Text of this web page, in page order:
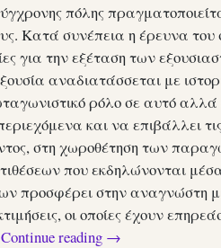
πόλης
Κατά συνέπεια η έρευνα
για την εξέταση των
αναδιατάσσεται με
ρόλο σε αυτό αλλά
και να επιβάλλει
στη χωροθέτηση των
που εκδηλώνονται
προσφέρει στην αναγνώστη
οι οποίες έχουν
Continue reading →